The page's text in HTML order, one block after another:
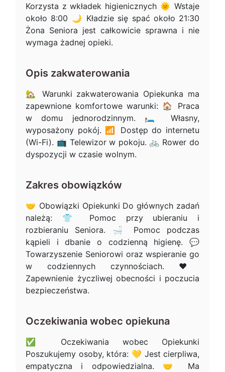
Korzysta z wkładek higienicznych 🌞 Wstaje
około 8:00 🌙 Kładzie się spać około 21:30
Żona Seniora jest całkowicie sprawna i nie
wymaga żadnej opieki.
Opis zakwaterowania
🏡 Warunki zakwaterowania Opiekunka ma
zapewnione komfortowe warunki: 🏠 Praca
w domu jednorodzinnym. 🛏️ Własny,
wyposażony pokój. 📶 Dostęp do internetu
(Wi-Fi). 📺 Telewizor w pokoju. 🚲 Rower do
dyspozycji w czasie wolnym.
Zakres obowiązków
🤝 Obowiązki Opiekunki Do głównych zadań
należą: 👕 Pomoc przy ubieraniu i
rozbieraniu Seniora. 🛁 Pomoc podczas
kąpieli i dbanie o codzienną higienę. 💬
Towarzyszenie Seniorowi oraz wspieranie go
w codziennych czynnościach. ❤️
Zapewnienie życzliwej obecności i poczucia
bezpieczeństwa.
Oczekiwania wobec opiekuna
✅ Oczekiwania wobec Opiekunki
Poszukujemy osoby, która: 💛 Jest cierpliwa,
empatyczna i odpowiedzialna. 🤝 Ma